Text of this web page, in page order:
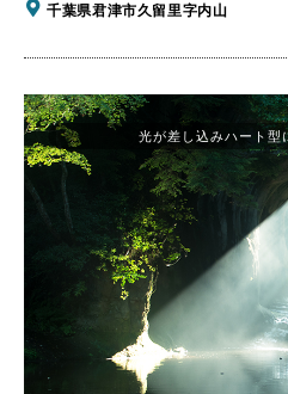
千葉県君津市久留里字内山
光が差し込みハート型